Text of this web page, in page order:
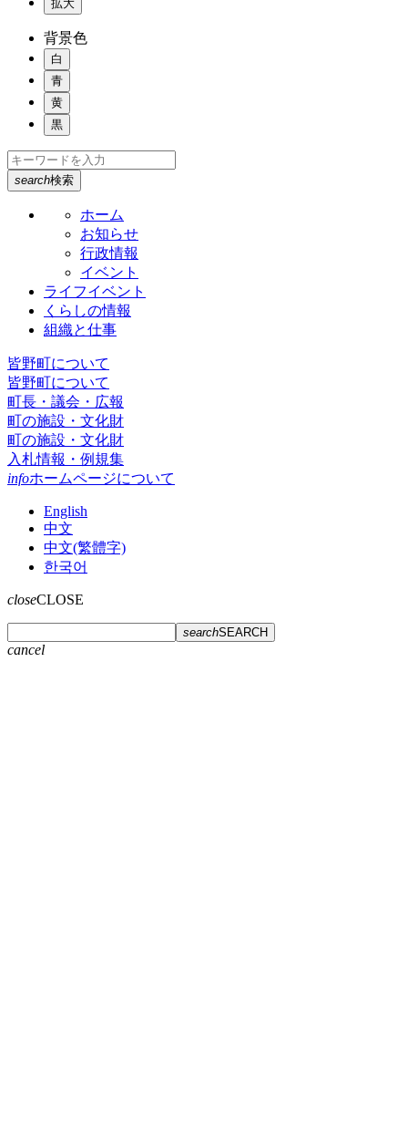
拡大
背景色
白
青
黄
黒
search検索
ホーム
お知らせ
行政情報
イベント
ライフイベント
くらしの情報
組織と仕事
皆野町について
皆野町について
町長・議会・広報
町の施設・文化財
町の施設・文化財
入札情報・例規集
infoホームページについて
English
中文
中文(繁體字)
한국어
closeCLOSE
searchSEARCH
cancel